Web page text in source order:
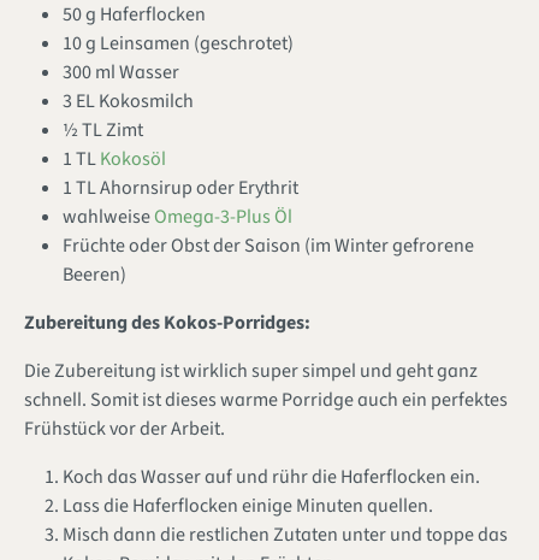
50 g Haferflocken
10 g Leinsamen (geschrotet)
300 ml Wasser
3 EL Kokosmilch
½ TL Zimt
1 TLKokosöl
1 TL Ahornsirup oder Erythrit
wahlweiseOmega-3-Plus Öl
Früchte oder Obst der Saison (im Winter gefrorene
Beeren)
Zubereitung des Kokos-Porridges:
Die Zubereitung ist wirklich super simpel und geht ganz
schnell. Somit ist dieses warme Porridge auch ein perfektes
Frühstück vor der Arbeit.
Koch das Wasser auf und rühr die Haferflocken ein.
Lass die Haferflocken einige Minuten quellen.
Misch dann die restlichen Zutaten unter und toppe das